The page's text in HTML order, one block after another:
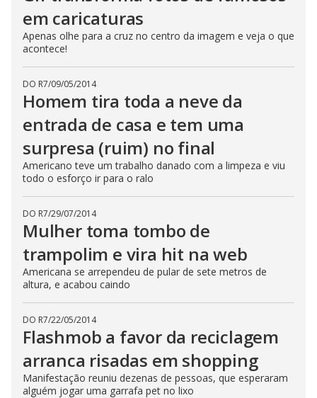
i
d
e
o
em caricaturas
Apenas olhe para a cruz no centro da imagem e veja o que
acontece!
DO R7/09/05/2014
Homem tira toda a neve da
entrada de casa e tem uma
surpresa (ruim) no final
Americano teve um trabalho danado com a limpeza e viu
todo o esforço ir para o ralo
DO R7/29/07/2014
Mulher toma tombo de
trampolim e vira hit na web
Americana se arrependeu de pular de sete metros de
altura, e acabou caindo
DO R7/22/05/2014
Flashmob a favor da reciclagem
arranca risadas em shopping
Manifestação reuniu dezenas de pessoas, que esperaram
alguém jogar uma garrafa pet no lixo